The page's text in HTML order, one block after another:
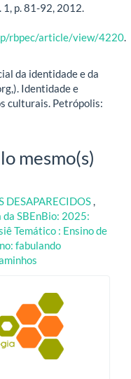
1, p. 81-92, 2012.
rbpec/article/view/4220.
da identidade e da
Identidade e
culturais. Petrópolis:
mesmo(s)
DESAPARECIDOS,
SBEnBio: 2025:
Temático : Ensino de
fabulando